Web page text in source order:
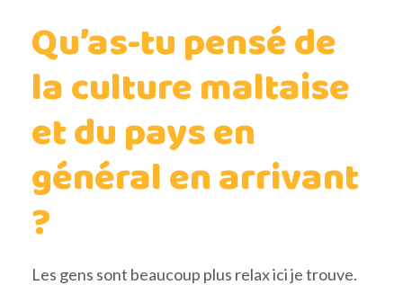
Qu’as-tu pensé de
la culture maltaise
et du pays en
général en arrivant
?
Les gens sont beaucoup plus relax ici je trouve.